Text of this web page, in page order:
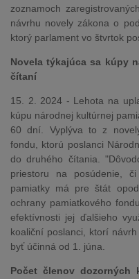
zoznamoch
návrhu novely zákona o
ktorý parlament vo štvrtok
Novela týkajúca sa kúpy
čítaní
15. 2. 2024 - Lehota na
kúpu národnej kultúrnej
60 dní. Vyplýva to z
fondu, ktorú poslanci
do druhého čítania.
priestoru na posúdenie, či
pamiatky má pre štát
ochrany pamiatkového
efektívnosti jej ďalšieho
koaliční poslanci, ktorí
byť účinná od 1. júna.
Počet členov dozorných